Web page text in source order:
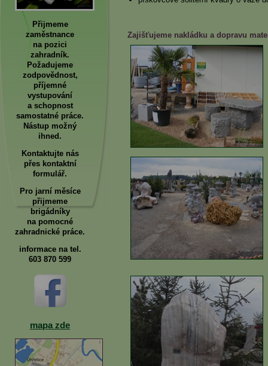
Přijmeme
zaměstnance
na pozici
zahradník.
Požadujeme
zodpovědnost,
příjemné
vystupování
a schopnost
samostatné práce.
Nástup možný
ihned.
Kontaktujte nás
přes kontaktní
formulář.
Pro jarní měsíce
přijmeme
brigádníky
na pomocné
zahradnické práce.
informace na tel.
603 870 599
mapa zde
Zajišťujeme nakládku a dopravu